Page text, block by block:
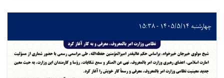
چهارشنبه ۱۴۰۵/۵/۱۴ - ۱۵:۳۸